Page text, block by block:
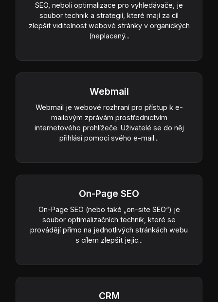
SEO, neboli optimalizace pro vyhledávače, je
soubor technik a strategií, které mají za cíl
zlepšit viditelnost webové stránky v organických
(neplacený...
Webmail
Webmail je webové rozhraní pro přístup k e-
mailovým zprávám prostřednictvím
internetového prohlížeče. Uživatelé se do něj
přihlásí pomocí svého e-mail...
On-Page SEO
On-Page SEO (nebo také „on-site SEO“) je
soubor optimalizačních technik, které se
provádějí přímo na jednotlivých stránkách webu
s cílem zlepšit jejic...
CRM